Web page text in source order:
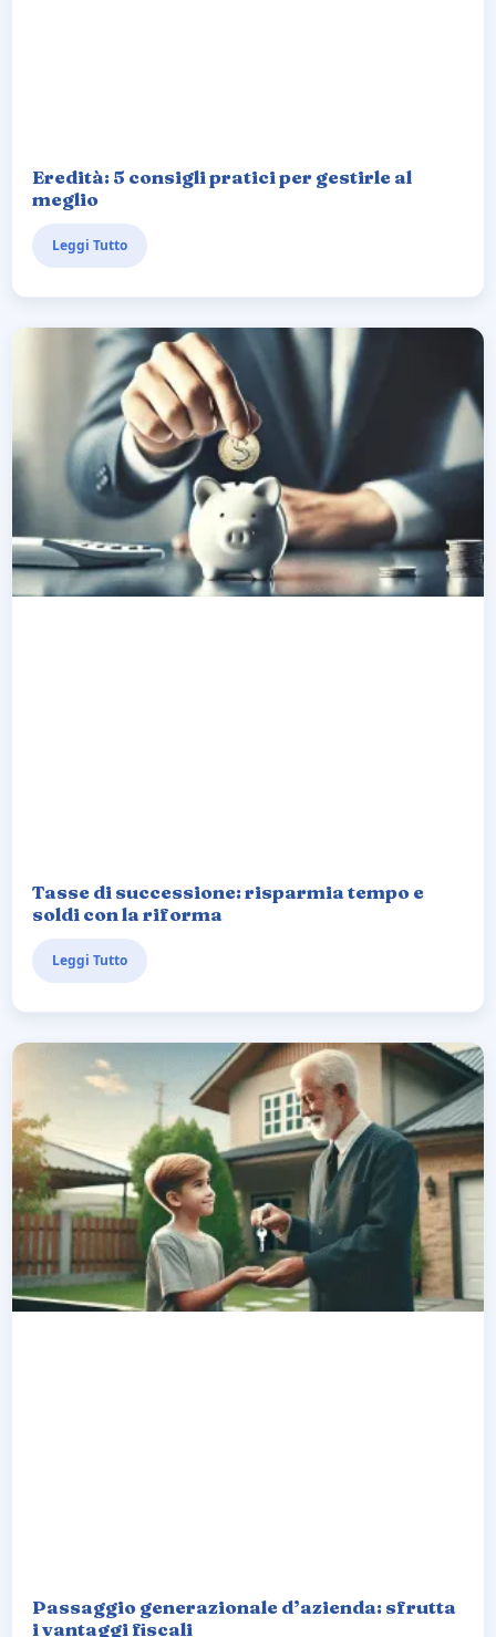
Eredità: 5 consigli pratici per gestirle al
meglio
Leggi Tutto
Tasse di successione: risparmia tempo e
soldi con la riforma
Leggi Tutto
Passaggio generazionale d’azienda: sfrutta
i vantaggi fiscali